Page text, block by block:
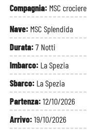
Compagnia: MSC crociere
Nave: MSC Splendida
Durata:7 Notti
Imbarco: La Spezia
Sbarco: La Spezia
Partenza:12/10/2026
Arrivo:19/10/2026